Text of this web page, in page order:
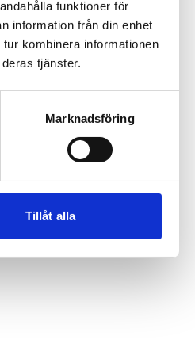
funktioner för
information från din enhet
kombinera informationen
tjänster.
Marknadsföring
Tillåt alla